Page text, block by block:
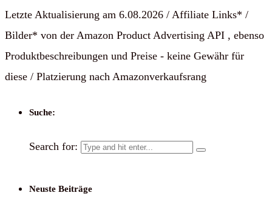
Letzte Aktualisierung am 6.08.2026 / Affiliate Links* /
Bilder* von der Amazon Product Advertising API , ebenso
Produktbeschreibungen und Preise - keine Gewähr für
diese / Platzierung nach Amazonverkaufsrang
Suche:
Search for:
Neuste Beiträge